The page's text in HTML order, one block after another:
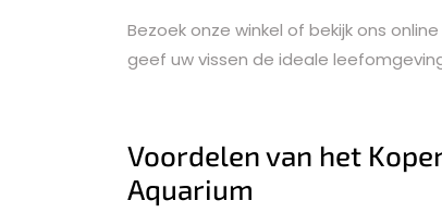
Bezoek onze winkel of bekijk ons
geef uw vissen de ideale
Voordelen van het
Aquarium